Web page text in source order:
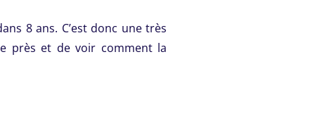
8 ans. C’est donc une très
près et de voir comment la